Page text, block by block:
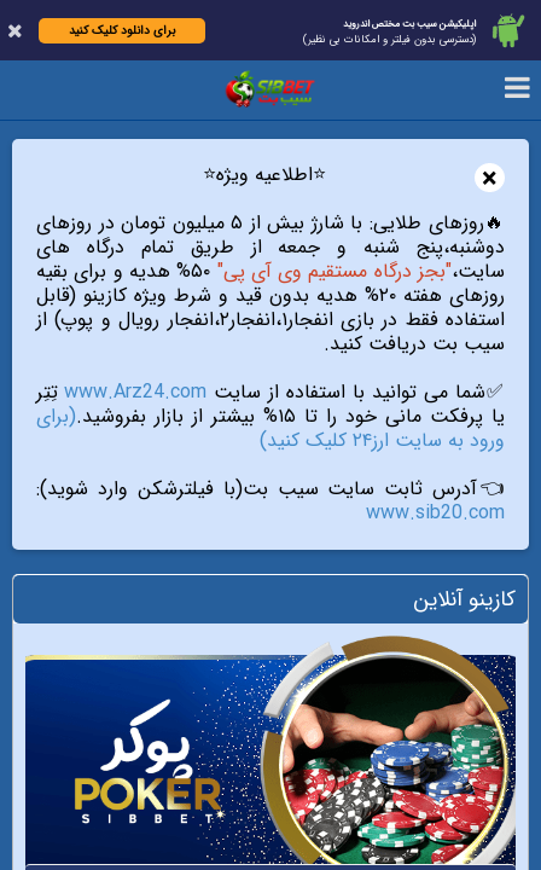
اپلیکیشن سیب بت مختص اندروید
(دسترسی بدون فیلتر و امکانات بی نظیر)
برای دانلود کلیک کنید
×
⭐️اطلاعیه ویژه⭐️
🔥روزهای طلایی: با شارژ بیش از ۵ میلیون تومان در روزهای
دوشنبه،پنج شنبه و جمعه از طریق تمام درگاه های
سایت،"بجز درگاه مستقیم وی آی پی"
۵۰% هدیه و برای بقیه
روزهای هفته ۲۰% هدیه بدون قید و شرط ویژه کازینو (قابل
استفاده فقط در بازی انفجار۱،انفجار۲،انفجار رویال و پوپ) از
سیب بت دریافت کنید.
✅شما می توانید با استفاده از سایت www.Arz24.com تِتِر
یا پرفکت مانی خود را تا ۱۵% بیشتر از بازار بفروشید.
(برای
ورود به سایت ارز۲۴ کلیک کنید)
👈آدرس ثابت سایت سیب بت(با فیلترشکن وارد شوید):
www.sib20.com
کازینو آنلاین